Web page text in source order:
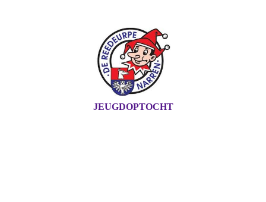
JEUGDOPTOCHT